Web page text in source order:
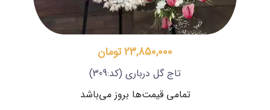
23,850,000 تومان
تاج گل درباری (کد:309)
تمامی قیمت‌ها بروز می‌باشد